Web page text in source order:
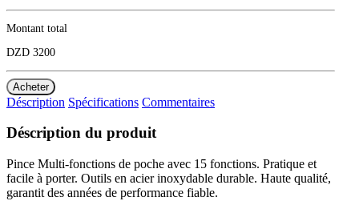
Montant total
DZD 3200
Acheter
Déscription Spécifications Commentaires
Déscription du produit
Pince Multi-fonctions de poche avec 15 fonctions. Pratique et
facile à porter. Outils en acier inoxydable durable. Haute qualité,
garantit des années de performance fiable.